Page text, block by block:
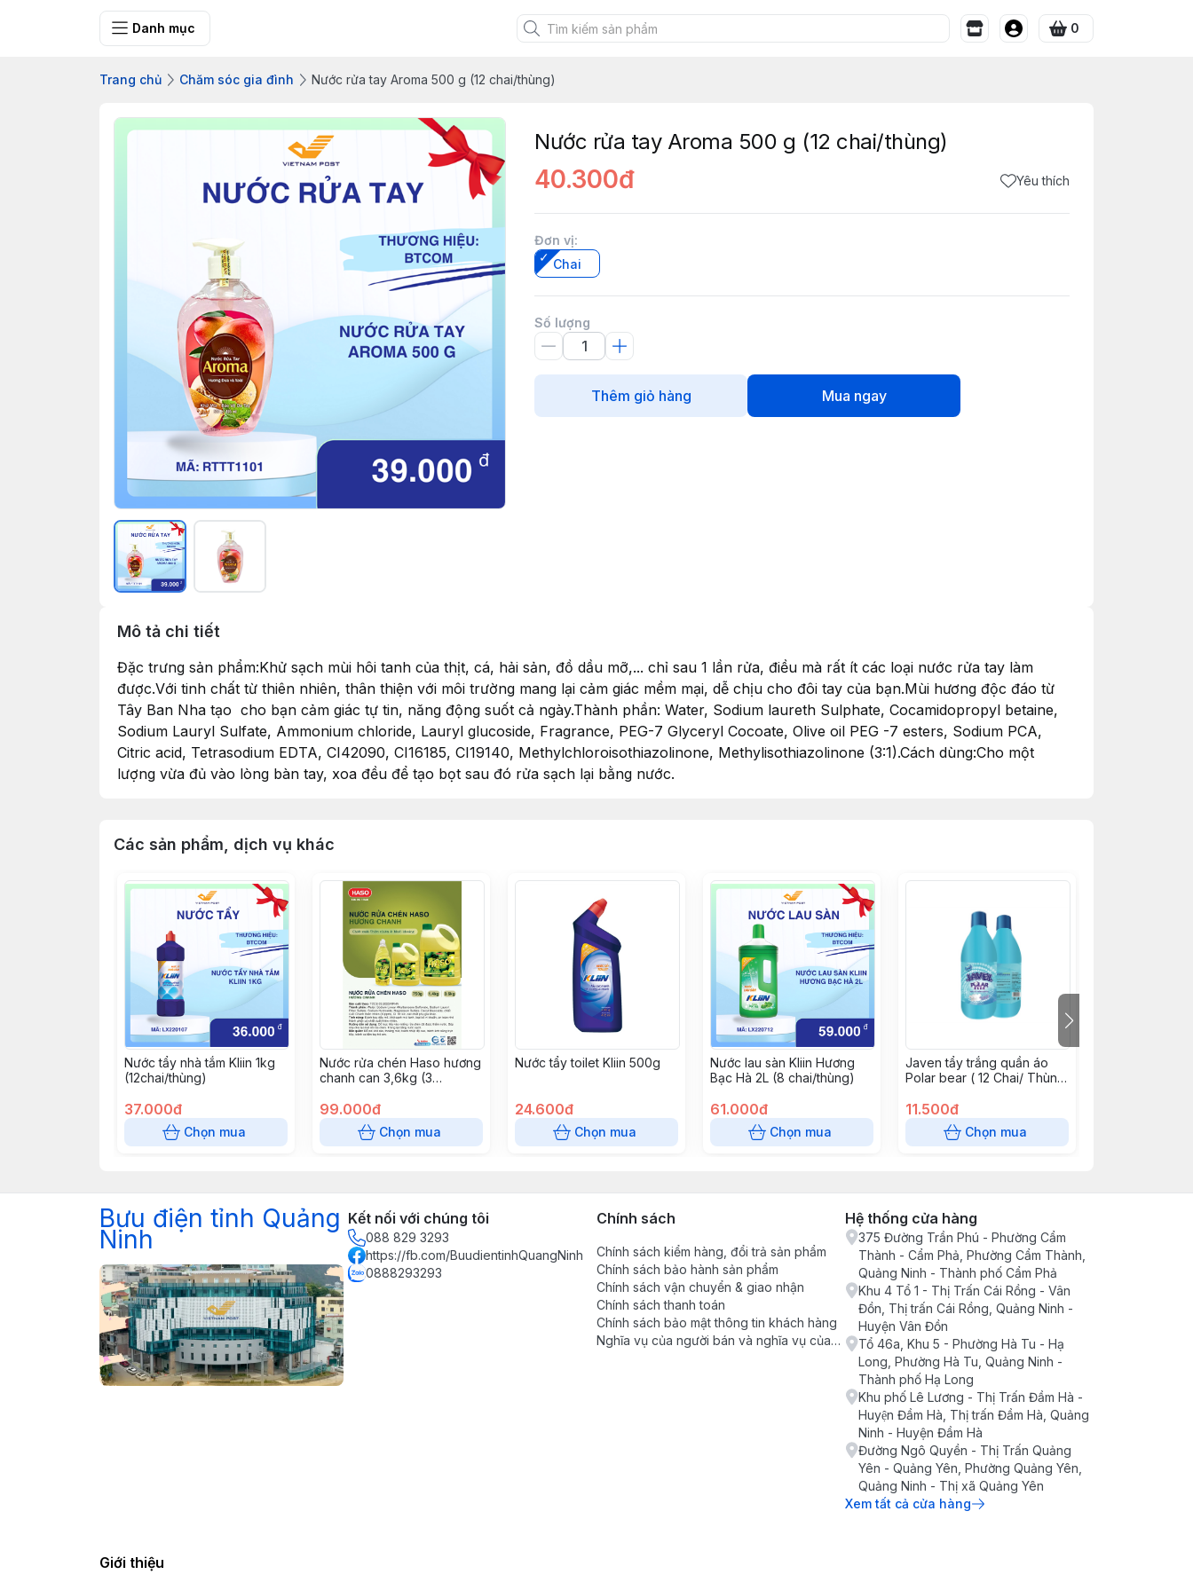
Danh mục 0
Trang chủ Chăm sóc gia đình Nước rửa tay Aroma 500 g (12 chai/thùng)
Nước rửa tay Aroma 500 g (12 chai/thùng)
40.300đ Yêu thích
Đơn vị:
Chai
Số lượng
Thêm giỏ hàng Mua ngay
Mô tả chi tiết
Đặc trưng sản phẩm:Khử sạch mùi hôi tanh của thịt, cá, hải sản, đồ dầu mỡ,... chỉ sau 1 lần rửa, điều mà rất ít các loại nước rửa tay làm
được.Với tinh chất từ thiên nhiên, thân thiện với môi trường mang lại cảm giác mềm mại, dễ chịu cho đôi tay của bạn.Mùi hương độc đáo từ
Tây Ban Nha tạo cho bạn cảm giác tự tin, năng động suốt cả ngày.Thành phần: Water, Sodium laureth Sulphate, Cocamidopropyl betaine,
Sodium Lauryl Sulfate, Ammonium chloride, Lauryl glucoside, Fragrance, PEG-7 Glyceryl Cocoate, Olive oil PEG -7 esters, Sodium PCA,
Citric acid, Tetrasodium EDTA, CI42090, CI16185, CI19140, Methylchloroisothiazolinone, Methylisothiazolinone (3:1).Cách dùng:Cho một
lượng vừa đủ vào lòng bàn tay, xoa đều để tạo bọt sau đó rửa sạch lại bằng nước.
Các sản phẩm, dịch vụ khác
Nước tẩy nhà tắm Kliin 1kg
(12chai/thùng)
37.000đ
Chọn mua
Nước rửa chén Haso hương
chanh can 3,6kg (3
99.000đ
Chọn mua
Nước tẩy toilet Kliin 500g
24.600đ
Chọn mua
Nước lau sàn Kliin Hương
Bạc Hà 2L (8 chai/thùng)
61.000đ
Chọn mua
Javen tẩy trắng quần áo
Polar bear ( 12 Chai/ Thùng
11.500đ
Chọn mua
Bưu điện tỉnh Quảng
Ninh
Kết nối với chúng tôi
088 829 3293
https://fb.com/BuudientinhQuangNinh
0888293293
Chính sách
Chính sách kiểm hàng, đổi trả sản phẩm
Chính sách bảo hành sản phẩm
Chính sách vận chuyển & giao nhận
Chính sách thanh toán
Chính sách bảo mật thông tin khách hàng
Nghĩa vụ của người bán và nghĩa vụ của
Hệ thống cửa hàng
375 Đường Trần Phú - Phường Cẩm
Thành - Cẩm Phả, Phường Cẩm Thành,
Quảng Ninh - Thành phố Cẩm Phả
Khu 4 Tổ 1 - Thị Trấn Cái Rồng - Vân
Đồn, Thị trấn Cái Rồng, Quảng Ninh -
Huyện Vân Đồn
Tổ 46a, Khu 5 - Phường Hà Tu - Hạ
Long, Phường Hà Tu, Quảng Ninh -
Thành phố Hạ Long
Khu phố Lê Lương - Thị Trấn Đầm Hà -
Huyện Đầm Hà, Thị trấn Đầm Hà, Quảng
Ninh - Huyện Đầm Hà
Đường Ngô Quyền - Thị Trấn Quảng
Yên - Quảng Yên, Phường Quảng Yên,
Quảng Ninh - Thị xã Quảng Yên
Xem tất cả cửa hàng
Giới thiệu